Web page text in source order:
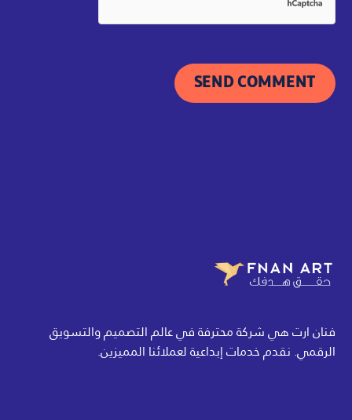
SEND COMMENT
فنان ارت هي شركة محترفة في عالم التصميم والتسويق
الرقمي. نقدم خدمات إبداعية لعملائنا المميزين.